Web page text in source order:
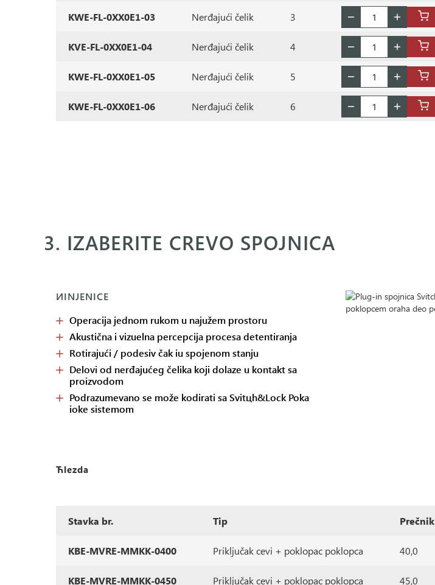
KWE-FL-0XX0E1-03 Nerđajući čelik 3
KVE-FL-0XX0E1-04 Nerđajući čelik 4
KWE-FL-0XX0E1-05 Nerđajući čelik 5
KWE-FL-0XX0E1-06 Nerđajući čelik 6
3. IZABERITE CREVO SPOJNICA
ИINJENICE
Operacija jednom rukom u najužem prostoru
Akustična i vizuelna percepcija procesa detentiranja
Rotirajući / podesiv čak iu spojenom stanju
Delovi od nerđajućeg čelika koji dolaze u kontakt sa
proizvodom
Podrazumevano se može kodirati sa Svitцh&Lock Poka
ioke sistemom
Ћlezda
Stavka br. Tip Prečnik
KBE-MVRE-MMKK-0400 Priključak cevi + poklopac poklopca 40,0
KBE-MVRE-MMKK-0450 Priključak cevi + poklopac poklopca 45,0